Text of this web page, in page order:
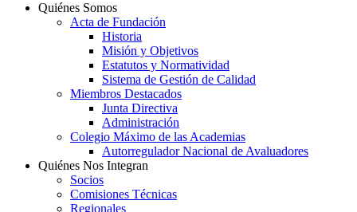
Quiénes Somos
Acta de Fundación
Historia
Misión y Objetivos
Estatutos y Normatividad
Sistema de Gestión de Calidad
Miembros Destacados
Junta Directiva
Administración
Colegio Máximo de las Academias
Autorregulador Nacional de Avaluadores
Quiénes Nos Integran
Socios
Comisiones Técnicas
Regionales